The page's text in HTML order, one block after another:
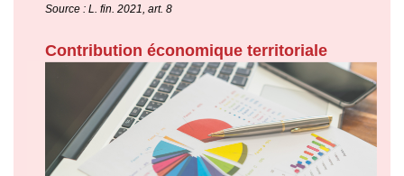
Source : L. fin. 2021, art. 8
Contribution économique territoriale